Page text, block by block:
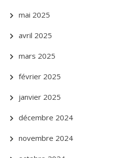
mai 2025
avril 2025
mars 2025
février 2025
janvier 2025
décembre 2024
novembre 2024